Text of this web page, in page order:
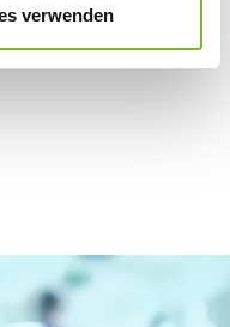
verwenden